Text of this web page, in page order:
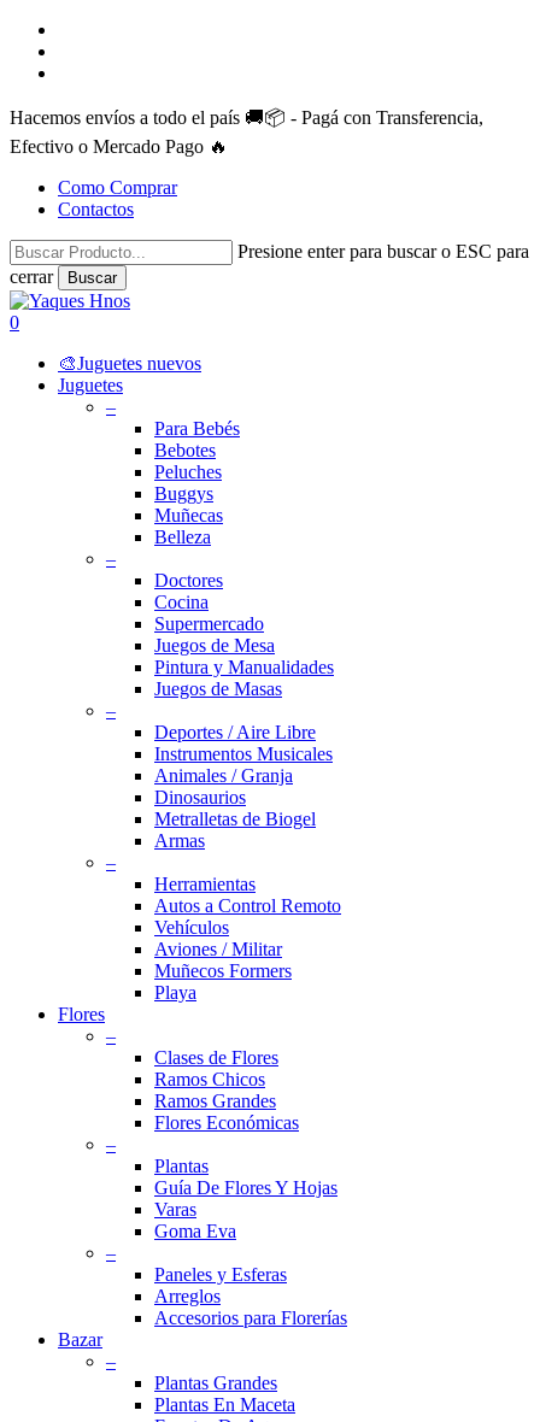
Skip
main
Hacemos envíos a todo el país 🚚📦 - Pagá con Transferencia,
Efectivo o Mercado Pago 🔥
Como Comprar
Contactos
Presione enter para buscar o ESC para
cerrar
Buscar
Close
Search
search
account
0
🎨Juguetes nuevos
Juguetes
–
Para Bebés
Bebotes
Peluches
Buggys
Muñecas
Belleza
–
Doctores
Cocina
Supermercado
Juegos de Mesa
Pintura y Manualidades
Juegos de Masas
–
Deportes / Aire Libre
Instrumentos Musicales
Animales / Granja
Dinosaurios
Metralletas de Biogel
Armas
–
Herramientas
Autos a Control Remoto
Vehículos
Aviones / Militar
Muñecos Formers
Playa
Flores
–
Clases de Flores
Ramos Chicos
Ramos Grandes
Flores Económicas
–
Plantas
Guía De Flores Y Hojas
Varas
Goma Eva
–
Paneles y Esferas
Arreglos
Accesorios para Florerías
Bazar
–
Plantas Grandes
Plantas En Maceta